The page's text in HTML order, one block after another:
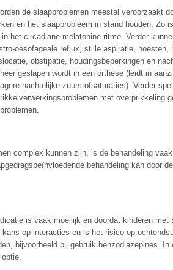
de slaapproblemen meestal veroorzaakt
en het slaapprobleem in stand houden. Zo
het circadiane melatonine ritme. Verder
oesofageale reflux, stille aspiratie, hoesten,
obstipatie, houdingsbeperkingen en
geslapen wordt in een orthese (leidt in
nachtelijke zuurstofsaturaties). Verder
met overprikkeling
complex kunnen zijn, is de behandeling
behandeling kan door
is vaak moeilijk en doordat kinderen
op interacties en is het risico op
bijvoorbeeld bij gebruik benzodiazepines.